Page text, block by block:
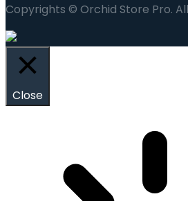
Copyrights © Orchid Store Pro.
Close